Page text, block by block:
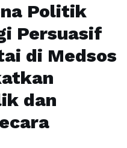
Politik
Persuasif
di Medsos
dan